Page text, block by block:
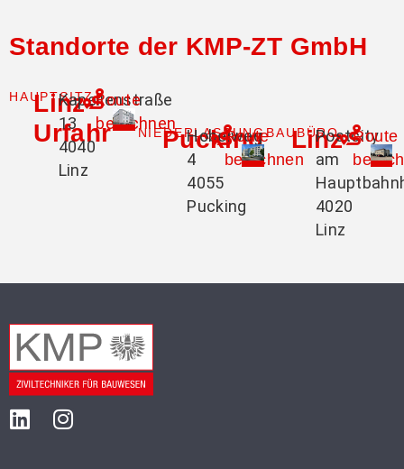
Standorte der KMP-ZT GmbH
HAUPTSITZ
Linz-
Urfahr
Kapellenstraße
13
4040
Linz
Route
berechnenNIEDERLASSUNG
Pucking
Hobelweg
4
4055
Pucking
Route
berechnen
BAUBÜRO
LinzPostcity
am
4020
Linz
Route